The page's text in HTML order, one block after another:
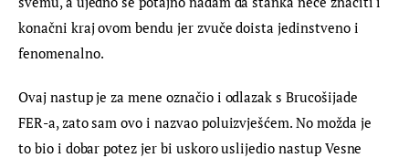
konačni kraj ovom bendu jer zvuče doista jedinstveno i
fenomenalno.
Ovaj nastup je za mene označio i odlazak s Brucošijade
FER-a, zato sam ovo i nazvao poluizvješćem. No možda je
to bio i dobar potez jer bi uskoro uslijedio nastup Vesne